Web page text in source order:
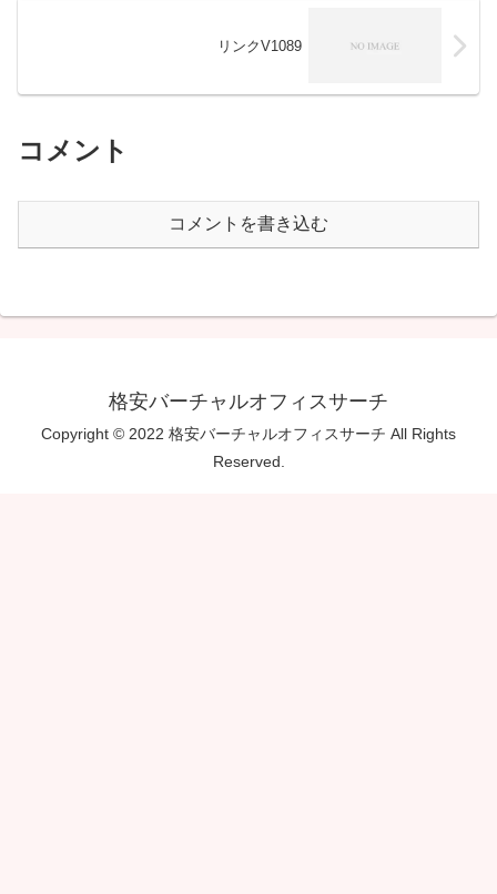
リンクV1089
コメント
コメントを書き込む
格安バーチャルオフィスサーチ
Copyright © 2022 格安バーチャルオフィスサーチ All Rights
Reserved.